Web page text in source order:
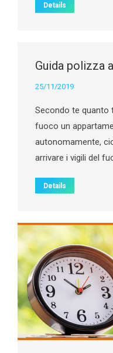
Details
Guida polizza
25/11/2019
Secondo te quanto
fuoco un
autonomamente,
arrivare i vigili del
Details